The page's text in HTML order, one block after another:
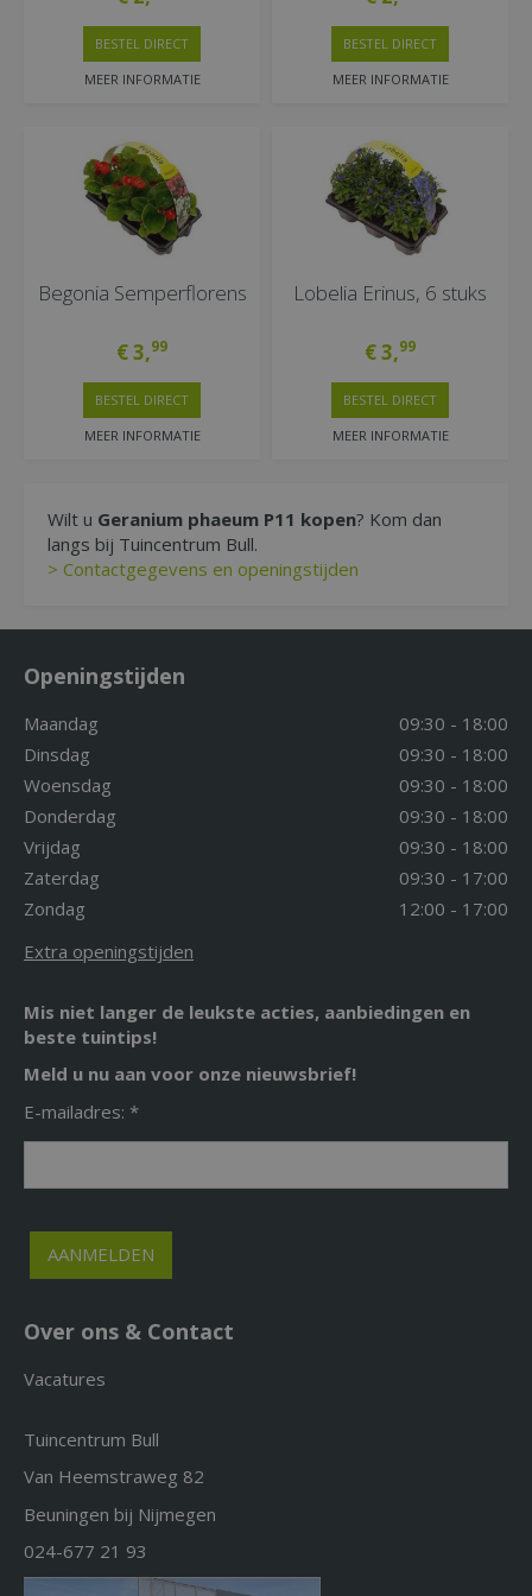
MEER INFORMATIE
BESTEL DIRECT
MEER INFORMATIE
BESTEL DIRECT
Begonia Semperflorens
€3,99
MEER INFORMATIE
BESTEL DIRECT
Lobelia Erinus, 6 stuks
€3,99
MEER INFORMATIE
BESTEL DIRECT
Wilt u Geranium phaeum P11 kopen? Kom dan
langs bij Tuincentrum Bull.
> Contactgegevens en openingstijden
Openingstijden
Maandag
09:30 - 18:00
Dinsdag
09:30 - 18:00
Woensdag
09:30 - 18:00
Donderdag
09:30 - 18:00
Vrijdag
09:30 - 18:00
Zaterdag
09:30 - 17:00
Zondag
12:00 - 17:00
Extra openingstijden
Mis niet langer de leukste acties, aanbiedingen en
beste tuintips!
Meld u nu aan voor onze nieuwsbrief!
E-mailadres: *
Over ons & Contact
Vacatures
Tuincentrum Bull
Van Heemstraweg 82
Beuningen bij Nijmegen
024-677 21 93